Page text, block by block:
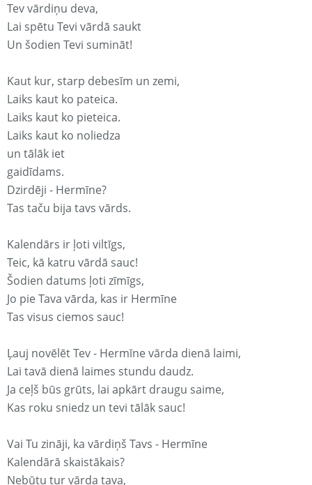
Tev vārdiņu deva,
Lai spētu Tevi vārdā saukt
Un šodien Tevi sumināt!
Kaut kur, starp debesīm un zemi,
Laiks kaut ko pateica.
Laiks kaut ko pieteica.
Laiks kaut ko noliedza
un tālāk iet
gaidīdams.
Dzirdēji - Hermīne?
Tas taču bija tavs vārds.
Kalendārs ir ļoti viltīgs,
Teic, kā katru vārdā sauc!
Šodien datums ļoti zīmīgs,
Jo pie Tava vārda, kas ir Hermīne
Tas visus ciemos sauc!
Ļauj novēlēt Tev - Hermīne vārda dienā laimi,
Lai tavā dienā laimes stundu daudz.
Ja ceļš būs grūts, lai apkārt draugu saime,
Kas roku sniedz un tevi tālāk sauc!
Vai Tu zināji, ka vārdiņš Tavs - Hermīne
Kalendārā skaistākais?
Nebūtu tur vārda tava,